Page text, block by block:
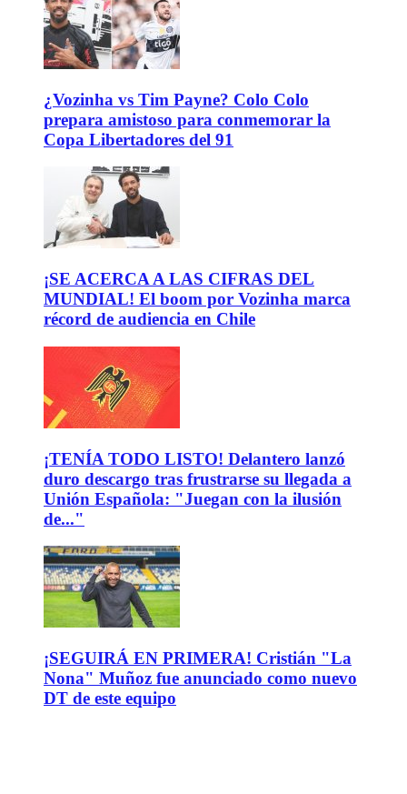
¿Vozinha vs Tim Payne? Colo Colo
prepara amistoso para conmemorar la
Copa Libertadores del 91
¡SE ACERCA A LAS CIFRAS DEL
MUNDIAL! El boom por Vozinha marca
récord de audiencia en Chile
¡TENÍA TODO LISTO! Delantero lanzó
duro descargo tras frustrarse su llegada a
Unión Española: "Juegan con la ilusión
de..."
¡SEGUIRÁ EN PRIMERA! Cristián "La
Nona" Muñoz fue anunciado como nuevo
DT de este equipo